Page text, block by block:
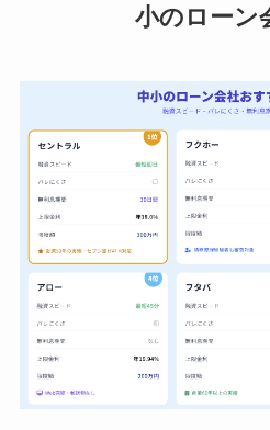
小のローン